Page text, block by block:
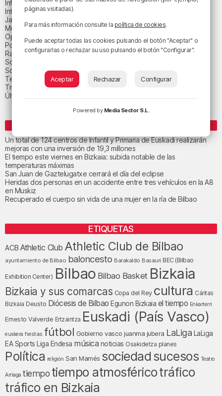
Informativos
Internacional
Jaialdi 2025
Música
Opinión
Política
Radio Popular-Herri Irratia
Social y religión
Sociedad
Tecnología
Triple B
Última hora
Un total de 124 centros de Infantil y Primaria de Euskadi realizarán
mejoras con una inversión de 19,3 millones
El tiempo este viernes en Bizkaia: subida notable de las
temperaturas máximas
San Juan de Gaztelugatxe cerrará el día del eclipse
Heridas dos personas en un accidente entre tres vehículos en la A8
en Muskiz
Recuperado el cuerpo sin vida de una mujer en la ría de Bilbao
ETIQUETAS
ACB Athletic Club Athletic Club de Bilbao
ayuntamiento de Bilbao baloncesto Barakaldo Basauri BEC (Bilbao
Exhibition Center) Bilbao Bilbao Basket Bizkaia
Bizkaia y sus comarcas Copa del Rey cultura Cáritas
Bizkaia Deusto Diócesis de Bilbao Egunon Bizkaia el tiempo Enkarterri
Ernesto Valverde Ertzaintza Euskadi (País Vasco)
euskera fiestas fútbol Gobierno vasco juanma jubera LaLiga LaLiga
EA Sports Liga Endesa música noticias Osakidetza planes
Política religión San Mamés sociedad sucesos Teatro
Arriaga tiempo tiempo atmosféricotráfico
tráfico en Bizkaia
páginas visitadas).
Para más información consulte la política de cookies.
Puede aceptar todas las cookies pulsando el botón "Aceptar" o
configurarlas o rechazar su uso pulsando el botón "Configurar".
Aceptar Rechazar Configurar
Powered by Media Sector S.L.